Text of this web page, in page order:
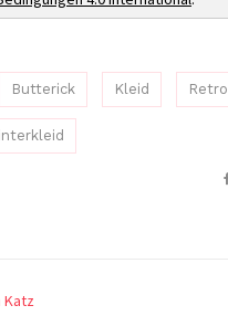
Butterick Kleid Retro
Katz